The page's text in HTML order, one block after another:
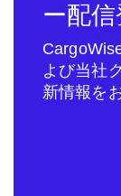
ー配
よび当社
新情報を